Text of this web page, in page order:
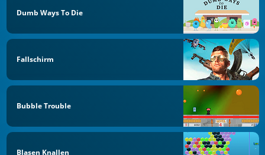
Dumb Ways To Die
Fallschirm
Bubble Trouble
Blasen Knallen